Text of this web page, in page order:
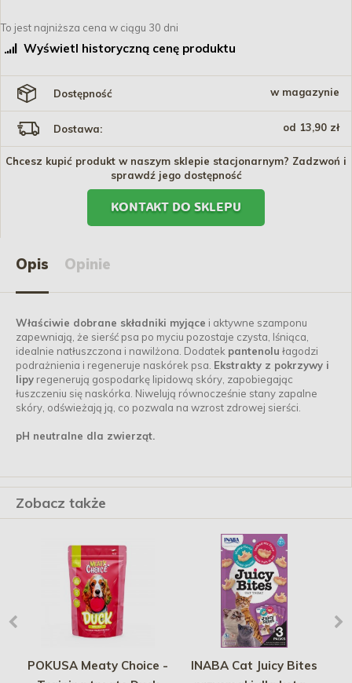
To jest najniższa cena w ciągu 30 dni
Wyświetl historyczną cenę produktu
Dostępność w magazynie
Dostawa: od 13,90 zł
Chcesz kupić produkt w naszym sklepie stacjonarnym? Zadzwoń i
sprawdź jego dostępność
KONTAKT DO SKLEPU
Opis Opinie
Właściwie dobrane składniki myjące i aktywne szamponu
zapewniają, że sierść psa po myciu pozostaje czysta, lśniąca,
idealnie natłuszczona i nawilżona. Dodatek pantenolu łagodzi
podrażnienia i regeneruje naskórek psa. Ekstrakty z pokrzywy i
lipy regenerują gospodarkę lipidową skóry, zapobiegając
łuszczeniu się naskórka. Niwelują równocześnie stany zapalne
skóry, odświeżają ją, co pozwala na wzrost zdrowej sierści.
pH neutralne dla zwierząt.
Zobacz także
POKUSA Meaty Choice -
INABA Cat Juicy Bites